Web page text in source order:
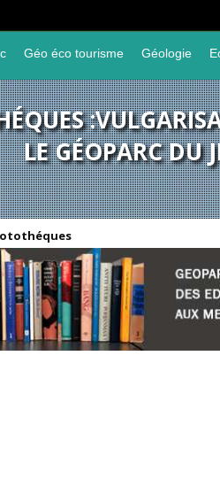
Géo éco tourisme Géologie
LE GÉOPARC DU